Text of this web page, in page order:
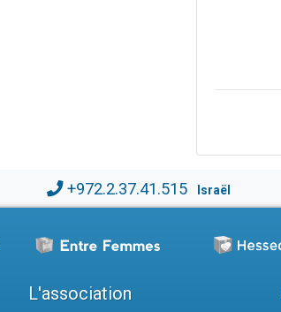
+972.2.37.41.515 Israël
L'association